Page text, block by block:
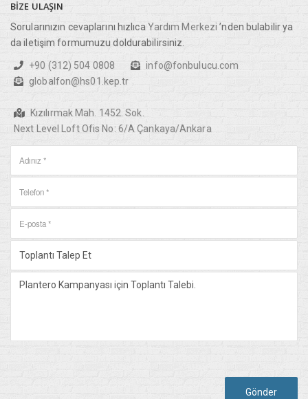
BIZE ULAŞIN
Sorularınızın cevaplarını hızlıca Yardım Merkezi ’nden bulabilir ya
da iletişim formumuzu doldurabilirsiniz.
+90 (312) 504 0808
info@fonbulucu.com
globalfon@hs01.kep.tr
Kızılırmak Mah. 1452. Sok.
Next Level Loft Ofis No: 6/A Çankaya/Ankara
Gönder